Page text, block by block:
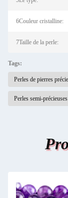
6Couleur cristalline:
7Taille de la perle:
Tags:
Perles de pierres
Perles semi-précieuses